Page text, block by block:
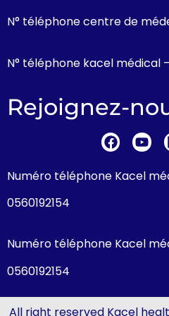
N° téléphone centre de
N° téléphone kacel médical
Rejoignez-
Numéro téléphone Kacel
0560192154
Numéro téléphone Kacel
0560192154
All right reserved Kacel